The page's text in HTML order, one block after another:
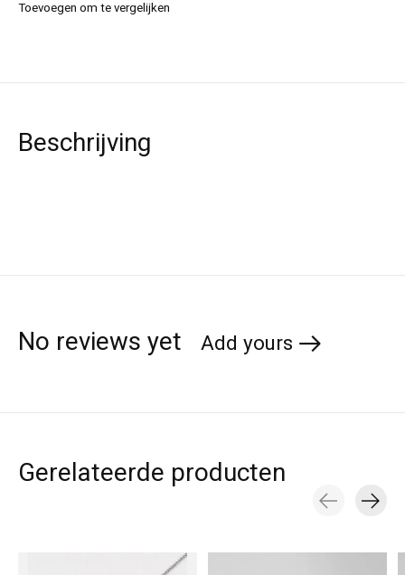
Toevoegen om te vergelijken
Beschrijving
No reviews yet Add yours
Gerelateerde producten